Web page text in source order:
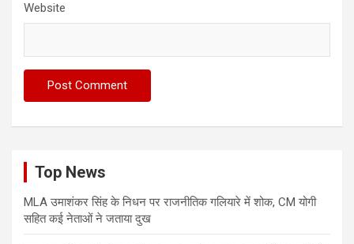
Website
Top News
MLA उमाशंकर सिंह के निधन पर राजनीतिक गलियारे में शोक, CM योगी
सहित कई नेताओं ने जताया दुख